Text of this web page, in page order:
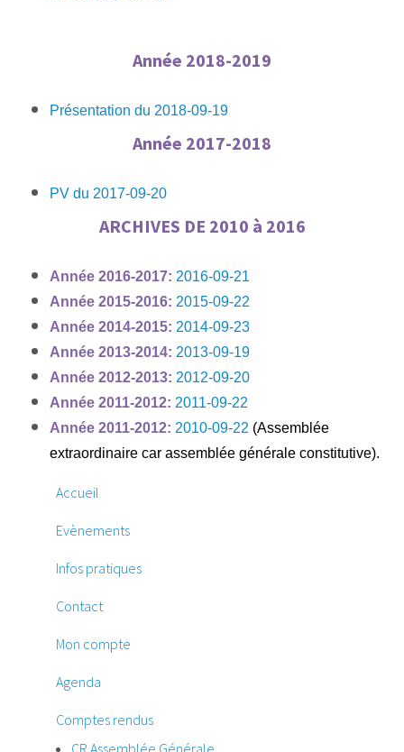
Année 2018-2019
Présentation du 2018-09-19
Année 2017-2018
PV du 2017-09-20
ARCHIVES DE 2010 à 2016
Année 2016-2017: 2016-09-21
Année 2015-2016: 2015-09-22
Année 2014-2015: 2014-09-23
Année 2013-2014: 2013-09-19
Année 2012-2013: 2012-09-20
Année 2011-2012: 2011-09-22
Année 2011-2012: 2010-09-22 (Assemblée
extraordinaire car assemblée générale constitutive).
Accueil
Evènements
Infos pratiques
Contact
Mon compte
Agenda
Comptes rendus
CR Assemblée Générale